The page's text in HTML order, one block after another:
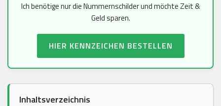
Ich benötige nur die Nummernschilder und möchte Zeit &
Geld sparen.
HIER KENNZEICHEN BESTELLEN
Inhaltsverzeichnis